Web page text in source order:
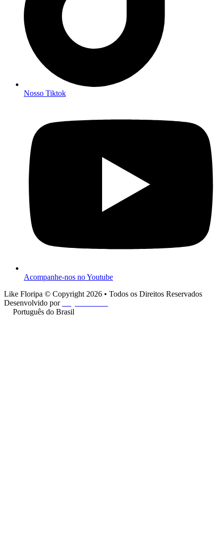
Nosso Tiktok
Acompanhe-nos no Youtube
Like Floripa © Copyright 2026 • Todos os Direitos Reservados
Desenvolvido por
Português do Brasil